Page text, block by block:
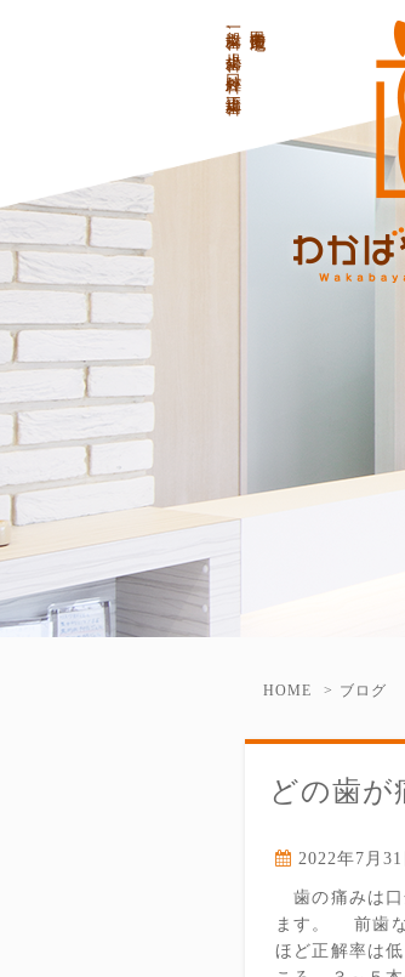
甲斐市龍地の
一般歯科、小児歯科、口腔外科、矯正歯科
HOME ブログ
どの歯
2022年7月31
歯の痛みは口
ます。 前歯な
ほど正解率は